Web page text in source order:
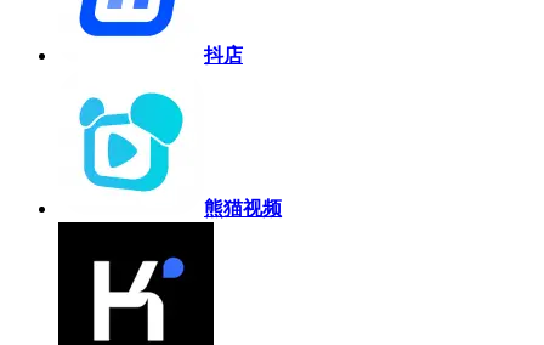
抖店
熊猫视频